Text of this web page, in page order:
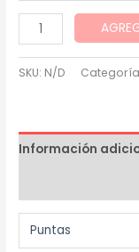
x
6
madera
pelo
profesional
cantidad
SKU: N/D
Información
Puntas